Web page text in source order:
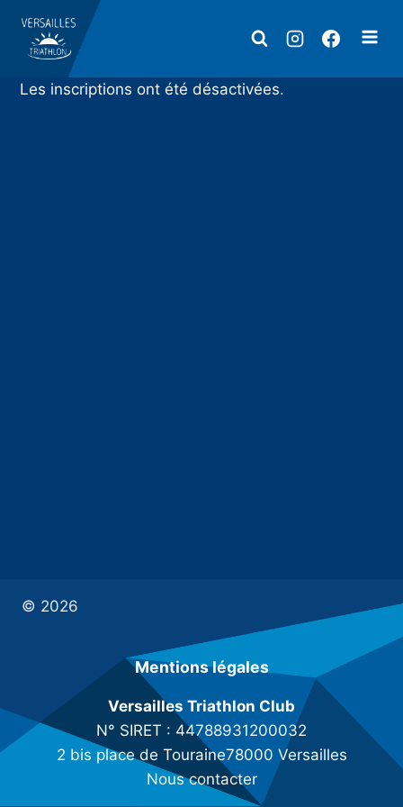
contenu
Les inscriptions ont été désactivées.
© 2026
Mentions légales
Versailles Triathlon Club
N° SIRET : 44788931200032
2 bis place de Touraine78000 Versailles
Nous contacter